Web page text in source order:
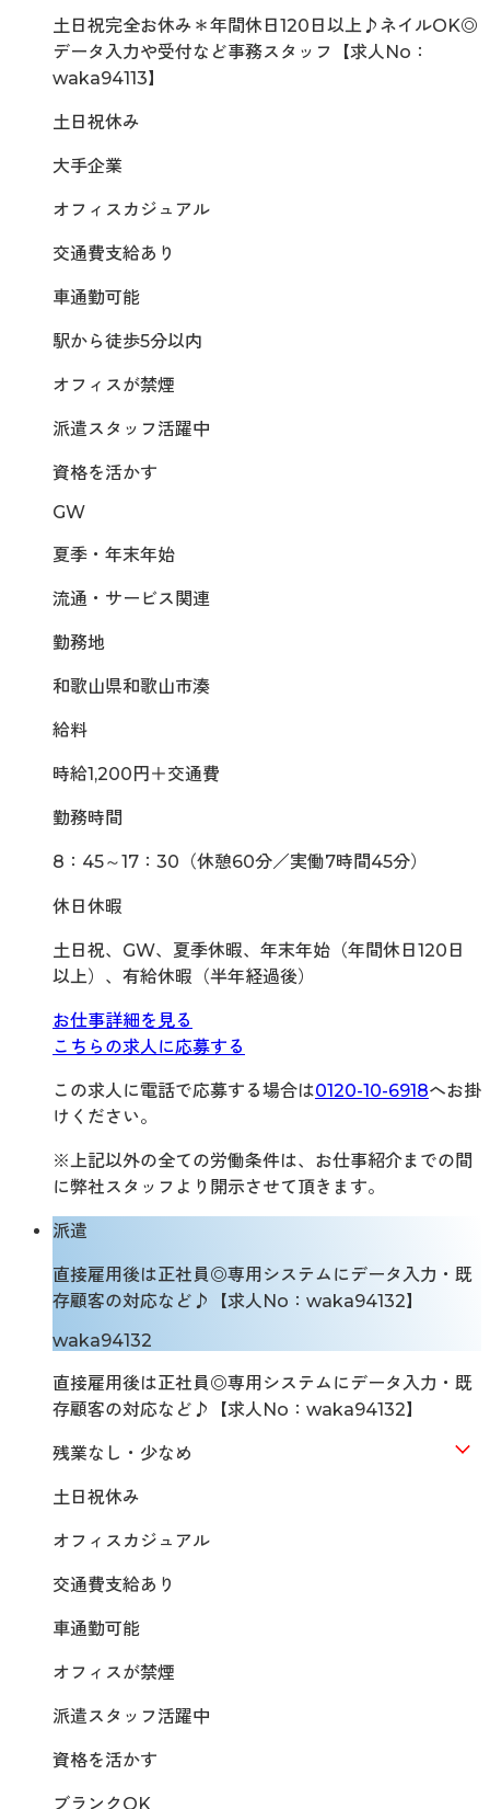
土日祝完全お休み＊年間休日120日以上♪ネイルOK◎
データ入力や受付など事務スタッフ【求人No：
waka94113】
土日祝休み
大手企業
オフィスカジュアル
交通費支給あり
車通勤可能
駅から徒歩5分以内
オフィスが禁煙
派遣スタッフ活躍中
資格を活かす
GW
夏季・年末年始
流通・サービス関連
勤務地
和歌山県和歌山市湊
給料
時給1,200円＋交通費
勤務時間
8：45～17：30（休憩60分／実働7時間45分）
休日休暇
土日祝、GW、夏季休暇、年末年始（年間休日120日
以上）、有給休暇（半年経過後）
お仕事詳細を見る
こちらの求人に応募する
この求人に電話で応募する場合は0120-10-6918へお掛
けください。
※上記以外の全ての労働条件は、お仕事紹介までの間
に弊社スタッフより開示させて頂きます。
派遣
直接雇用後は正社員◎専用システムにデータ入力・既
存顧客の対応など♪【求人No：waka94132】
waka94132
直接雇用後は正社員◎専用システムにデータ入力・既
存顧客の対応など♪【求人No：waka94132】
残業なし・少なめ
土日祝休み
オフィスカジュアル
交通費支給あり
車通勤可能
オフィスが禁煙
派遣スタッフ活躍中
資格を活かす
ブランクOK